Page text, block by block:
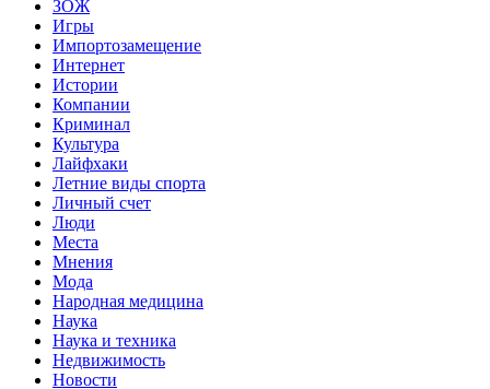
ЗОЖ
Игры
Импортозамещение
Интернет
Истории
Компании
Криминал
Культура
Лайфхаки
Летние виды спорта
Личный счет
Люди
Места
Мнения
Мода
Народная медицина
Наука
Наука и техника
Недвижимость
Новости